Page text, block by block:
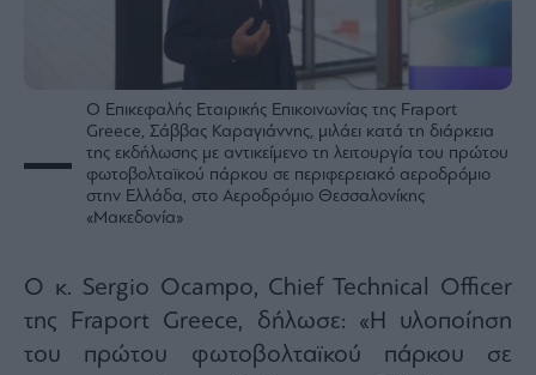
Ο Επικεφαλής Εταιρικής Επικοινωνίας της Fraport
Greece, Σάββας Καραγιάννης, μιλάει κατά τη διάρκεια
της εκδήλωσης με αντικείμενο τη λειτουργία του πρώτου
φωτοβολταϊκού πάρκου σε περιφερειακό αεροδρόμιο
στην Ελλάδα, στο Αεροδρόμιο Θεσσαλονίκης
«Μακεδονία»
Ο κ. Sergio Ocampo, Chief Technical Officer
της Fraport Greece, δήλωσε: «Η υλοποίηση
του πρώτου φωτοβολταϊκού πάρκου σε